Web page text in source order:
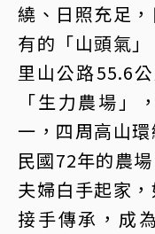
繞、日照充足
有的「山頭氣
里山公路55.6
「生力農場」
一，四周高山
民國72年的農
夫婦白手起家
接手傳承，成